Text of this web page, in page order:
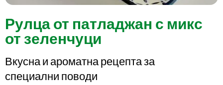
Рулца от патладжан с микс
от зеленчуци
Вкусна и ароматна рецепта за
специални поводи